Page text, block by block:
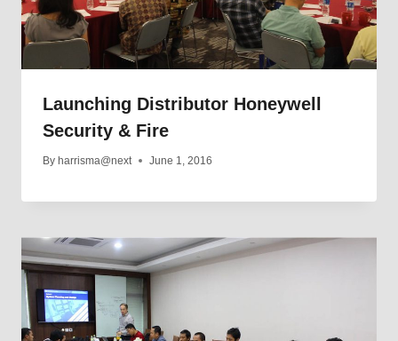
Launching Distributor Honeywell
Security & Fire
By harrisma@next June 1, 2016